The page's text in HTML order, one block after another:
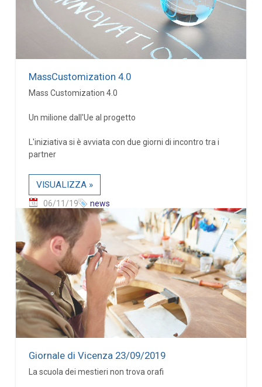
MassCustomization 4.0
Mass Customization 4.0
Un milione dall'Ue al progetto
L'iniziativa si è avviata con due giorni di incontro tra i
partner
VISUALIZZA »
06/11/19 news
Giornale di Vicenza 23/09/2019
La scuola dei mestieri non trova orafi